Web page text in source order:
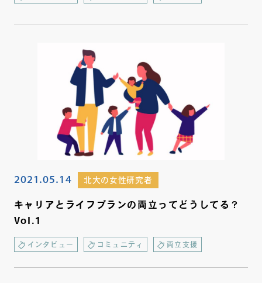
2021.05.14 北大の女性研究者
キャリアとライフプランの両立ってどうしてる？
Vol.1
インタビュー コミュニティ 両立支援